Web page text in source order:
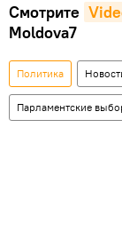
Смотрите
Moldova7
Политика
Парламентские